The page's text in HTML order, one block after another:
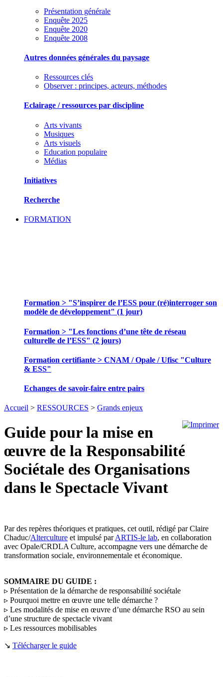
Présentation générale
Enquête 2025
Enquête 2020
Enquête 2008
Autres données générales du paysage
Ressources clés
Observer : principes, acteurs, méthodes
Eclairage / ressources par discipline
Arts vivants
Musiques
Arts visuels
Education populaire
Médias
Initiatives
Recherche
FORMATION
Formation > "S’inspirer de l’ESS pour (ré)interroger son
modèle de développement" (1 jour)
Formation > "Les fonctions d’une tête de réseau
culturelle de l’ESS" (2 jours)
Formation certifiante > CNAM / Opale / Ufisc "Culture
& ESS"
Echanges de savoir-faire entre pairs
Accueil > RESSOURCES > Grands enjeux
Guide pour la mise en
œuvre de la Responsabilité
Sociétale des Organisations
dans le Spectacle Vivant
Par des repères théoriques et pratiques, cet outil, rédigé par Claire
Chaduc/Alterculture et impulsé parARTIS-le lab, en collaboration
avec Opale/CRDLA Culture, accompagne vers une démarche de
transformation sociale, environnementale et économique.
SOMMAIRE DU GUIDE :
▹ Présentation de la démarche de responsabilité sociétale
▹ Pourquoi mettre en œuvre une telle démarche ?
▹ Les modalités de mise en œuvre d’une démarche RSO au sein
d’une structure de spectacle vivant
▹ Les ressources mobilisables
↘ Télécharger le guide